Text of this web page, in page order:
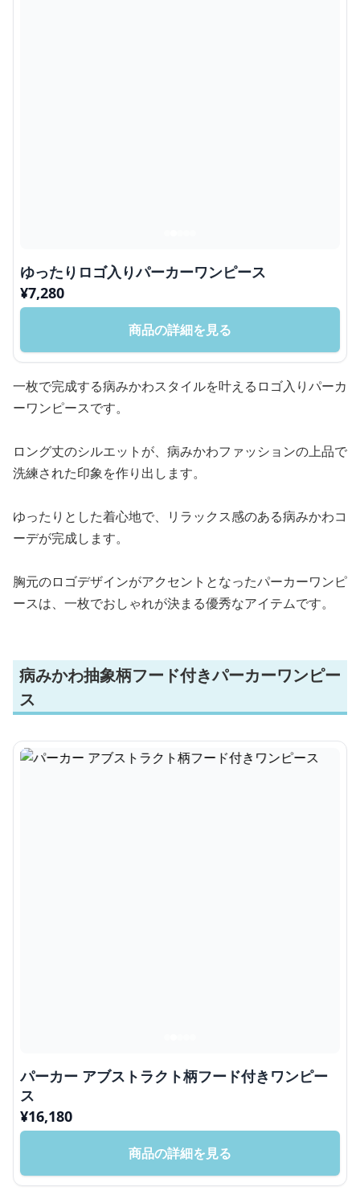
ゆったりロゴ入りパーカーワンピース
¥7,280
商品の詳細を見る
一枚で完成する病みかわスタイルを叶えるロゴ入りパーカ
ーワンピースです。
ロング丈のシルエットが、病みかわファッションの上品で
洗練された印象を作り出します。
ゆったりとした着心地で、リラックス感のある病みかわコ
ーデが完成します。
胸元のロゴデザインがアクセントとなったパーカーワンピ
ースは、一枚でおしゃれが決まる優秀なアイテムです。
病みかわ抽象柄フード付きパーカーワンピー
ス
パーカー アブストラクト柄フード付きワンピー
ス
¥16,180
商品の詳細を見る